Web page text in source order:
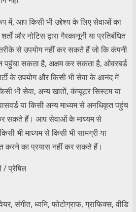
में, आप किसी भी उद्देश्य के लिए सेवाओं का
और नोटिस द्वारा गैरकानूनी या प्रतिबंधित
से उपयोग नहीं कर सकते हैं जो कि कंपनी
पहुंचा सकता है, अक्षम कर सकता है, ओवरबर्ड
के उपयोग और किसी भी सेवा के आनंद में
भी सेवा, अन्य खातों, कंप्यूटर सिस्टम या
या किसी अन्य माध्यम से अनधिकृत पहुंच
कर सकते हैं। आप सेवाओं के माध्यम से
भी माध्यम से किसी भी सामग्री या
करने का प्रयास नहीं कर सकते हैं।
/ प्रेषित
संगीत, ध्वनि, फोटोग्राफ, ग्राफिक्स, वीडि